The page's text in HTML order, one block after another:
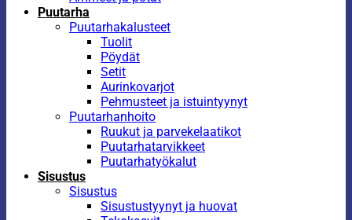
Puutarha
Puutarhakalusteet
Tuolit
Pöydät
Setit
Aurinkovarjot
Pehmusteet ja istuintyynyt
Puutarhanhoito
Ruukut ja parvekelaatikot
Puutarhatarvikkeet
Puutarhatyökalut
Sisustus
Sisustus
Sisustustyynyt ja huovat